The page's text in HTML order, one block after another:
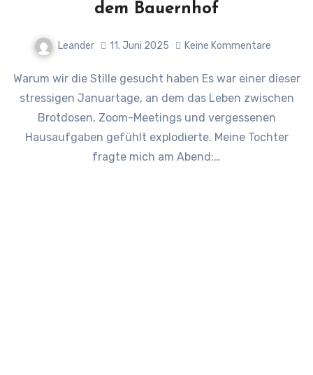
dem Bauernhof
Leander 11. Juni 2025 Keine Kommentare
Warum wir die Stille gesucht haben Es war einer dieser
stressigen Januartage, an dem das Leben zwischen
Brotdosen, Zoom-Meetings und vergessenen
Hausaufgaben gefühlt explodierte. Meine Tochter
fragte mich am Abend:…